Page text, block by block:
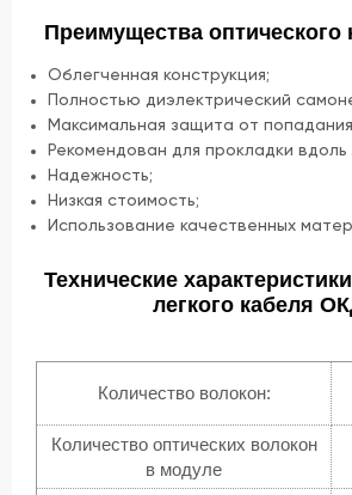
Преимущества
Облегченная конструкция;
Полностью диэлектрический
Максимальная защита от попадания
Рекомендован для прокладки вдоль
Надежность;
Низкая стоимость;
Использование качественных
Технические
легкого кабеля
Количество волокон:
Количество оптических волокон
в модуле